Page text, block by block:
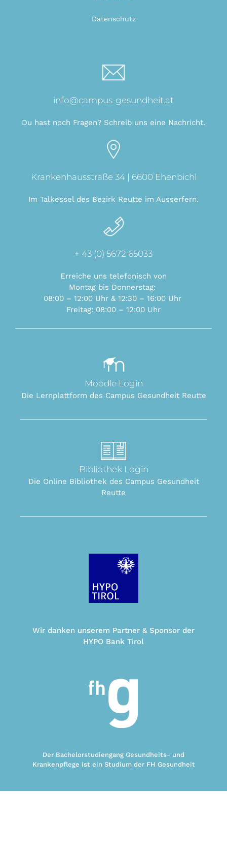
Datenschutz
info@campus-gesundheit.at
Du hast noch Fragen? Schreib uns eine Nachricht.
Krankenhausstraße 34 | 6600 Ehenbichl
Im Talkessel des Bezirk Reutte im Ausserfern.
+ 43 (0) 5672 65033
Erreiche uns telefonisch von
Montag bis Donnerstag:
08:00 – 12:00 Uhr & 12:30 – 16:00 Uhr
Freitag: 08:00 – 12:00 Uhr
Moodle Login
Die Lernplattform des Campus Gesundheit Reutte
Bibliothek Login
Die Online Bibliothek des Campus Gesundheit
Reutte
Wir danken unserem Partner & Sponsor der
HYPO Bank Tirol
Der Bachelorstudiengang Gesundheits- und
Krankenpflege ist ein Studium der FH Gesundheit